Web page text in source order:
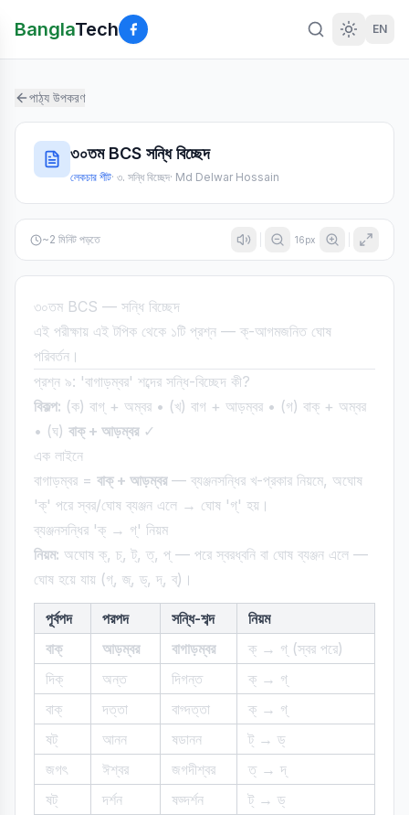
BanglaTech EN
পাঠ্য উপকরণ
৩০তম BCS সন্ধি বিচ্ছেদ
লেকচার শীট· ৩. সন্ধি বিচ্ছেদ· Md Delwar Hossain
~2 মিনিট পড়তে 16px
৩০তম BCS — সন্ধি বিচ্ছেদ
এই পরীক্ষায় এই টপিক থেকে ১টি প্রশ্ন — ক্-আগমজনিত ঘোষ
পরিবর্তন।
প্রশ্ন ৯: 'বাগাড়ম্বর' শব্দের সন্ধি-বিচ্ছেদ কী?
বিকল্প: (ক) বাগ্ + অম্বর • (খ) বাগ + আড়ম্বর • (গ) বাক্ + অম্বর
• (ঘ) বাক্ + আড়ম্বর✓
এক লাইনে
বাগাড়ম্বর = বাক্ + আড়ম্বর— ব্যঞ্জনসন্ধির খ-প্রকার নিয়মে, অঘোষ
'ক্' পরে স্বর/ঘোষ ব্যঞ্জন এলে → ঘোষ 'গ্' হয়।
ব্যঞ্জনসন্ধির 'ক্ → গ্' নিয়ম
নিয়ম: অঘোষ ক্, চ্, ট্, ত্, প্ — পরে স্বরধ্বনি বা ঘোষ ব্যঞ্জন এলে —
ঘোষ হয়ে যায় (গ্, জ্, ড্, দ্, ব্)।
পূর্বপদ পরপদ সন্ধি-শব্দ
নিয়ম
বাক্
আড়ম্বর বাগাড়ম্বর
ক্ → গ্ (স্বর পরে)
দিক্
অন্ত দিগন্ত
ক্ → গ্
বাক্
দত্তা বাগ্দত্তা
ক্ → গ্
ষট্
আনন ষডানন
ট্ → ড্
জগৎ
ঈশ্বর জগদীশ্বর
ত্ → দ্
ষট্
দর্শন ষড্দর্শন ট্ → ড্